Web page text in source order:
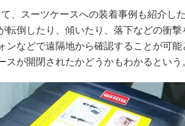
送技術を知る
児エンジニア”が仕掛けた社内
、執念の180日
ベーションは日本を救うのか
アナリスト「未来展望」
語に愛されないエンジニア」の
の新行動論
、スーツケースへの装着事例も紹介し
転倒したり、傾いたり、落下などの衝撃
ンなどで遠隔地から確認することが可
が開閉されたかどうかもわかるという